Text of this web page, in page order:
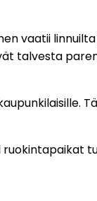
vaatii
talvesta
ruokintapaikat